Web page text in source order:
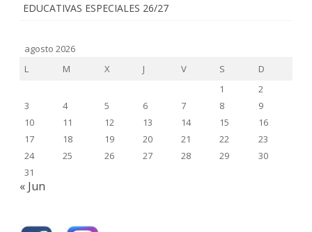
EDUCATIVAS ESPECIALES 26/27
agosto 2026
L
M X J V S
D
1
2
3
4 5 6 7 8
9
10
11 12 13 14 15
16
17
18 19 20 21 22
23
24
25 26 27 28 29
30
31
« Jun